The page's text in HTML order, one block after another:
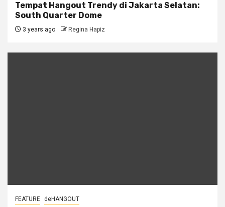
Tempat Hangout Trendy di Jakarta Selatan:
South Quarter Dome
3 years ago Regina Hapiz
FEATURE deHANGOUT